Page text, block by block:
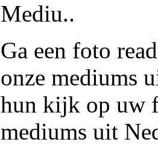
Mediu..
Ga een foto
onze mediums
hun kijk op uw
mediums uit